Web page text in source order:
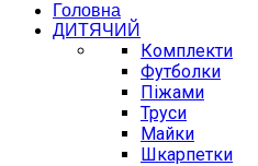
Головна
ДИТЯЧИЙ
Комплекти
Футболки
Піжами
Труси
Майки
Шкарпетки